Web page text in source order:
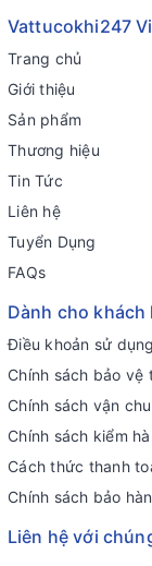
Vattucokhi247
Trang chủ
Giới thiệu
Sản phẩm
Thương hiệu
Tin Tức
Liên hệ
Tuyển Dụng
FAQs
Dành cho khách
Điều khoản sử dụng
Chính sách bảo vệ
Chính sách vận
Chính sách kiểm
Cách thức thanh
Chính sách bảo
Liên hệ với